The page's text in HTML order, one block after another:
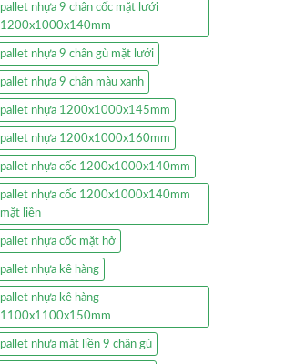
pallet nhựa 9 chân cốc mặt lưới
1200x1000x140mm
pallet nhựa 9 chân gù mặt lưới
pallet nhựa 9 chân màu xanh
pallet nhựa 1200x1000x145mm
pallet nhựa 1200x1000x160mm
pallet nhựa cốc 1200x1000x140mm
pallet nhựa cốc 1200x1000x140mm
mặt liền
pallet nhựa cốc mặt hở
pallet nhựa kê hàng
pallet nhựa kê hàng
1100x1100x150mm
pallet nhựa mặt liền 9 chân gù